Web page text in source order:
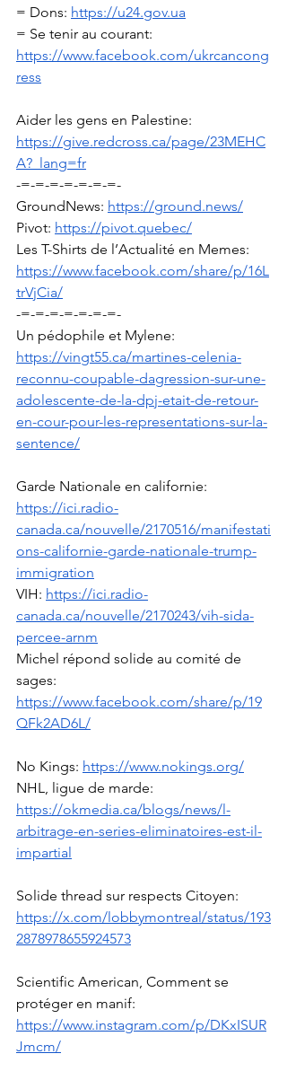
= Dons: https://u24.gov.ua
= Se tenir au courant:
https://www.facebook.com/ukrcancong
ress
Aider les gens en Palestine:
https://give.redcross.ca/page/23MEHC
A?_lang=fr
-=-=-=-=-=-=-=-
GroundNews: https://ground.news/
Pivot: https://pivot.quebec/
Les T-Shirts de l’Actualité en Memes:
https://www.facebook.com/share/p/16L
trVjCia/
-=-=-=-=-=-=-=-
Un pédophile et Mylene:
https://vingt55.ca/martines-celenia-
reconnu-coupable-dagression-sur-une-
adolescente-de-la-dpj-etait-de-retour-
en-cour-pour-les-representations-sur-la-
sentence/
Garde Nationale en californie:
https://ici.radio-
canada.ca/nouvelle/2170516/manifestati
ons-californie-garde-nationale-trump-
immigration
VIH: https://ici.radio-
canada.ca/nouvelle/2170243/vih-sida-
percee-arnm
Michel répond solide au comité de
sages:
https://www.facebook.com/share/p/19
QFk2AD6L/
No Kings: https://www.nokings.org/
NHL, ligue de marde:
https://okmedia.ca/blogs/news/l-
arbitrage-en-series-eliminatoires-est-il-
impartial
Solide thread sur respects Citoyen:
https://x.com/lobbymontreal/status/193
2878978655924573
Scientific American, Comment se
protéger en manif:
https://www.instagram.com/p/DKxISUR
Jmcm/